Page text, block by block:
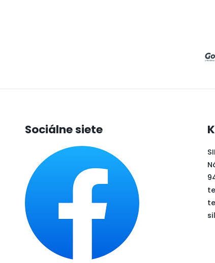
Sociálne siete